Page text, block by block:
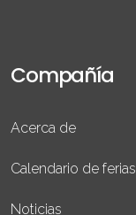
Compañía
Acerca de
Calendario de ferias
Noticias